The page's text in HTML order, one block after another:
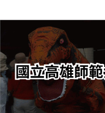
轉
要
內
容